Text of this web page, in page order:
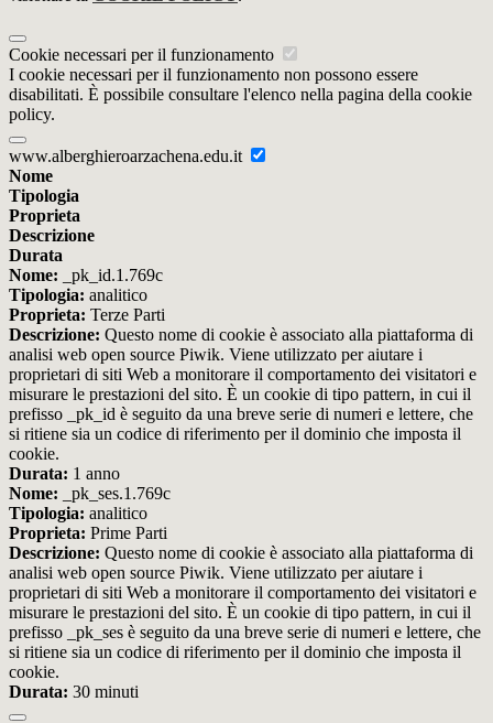
Cookie necessari per il funzionamento
I cookie necessari per il funzionamento non possono essere
disabilitati. È possibile consultare l'elenco nella pagina della cookie
policy.
www.alberghieroarzachena.edu.it
Nome
Tipologia
Proprieta
Descrizione
Durata
Nome: _pk_id.1.769c
Tipologia: analitico
Proprieta: Terze Parti
Descrizione: Questo nome di cookie è associato alla piattaforma di
analisi web open source Piwik. Viene utilizzato per aiutare i
proprietari di siti Web a monitorare il comportamento dei visitatori e
misurare le prestazioni del sito. È un cookie di tipo pattern, in cui il
prefisso _pk_id è seguito da una breve serie di numeri e lettere, che
si ritiene sia un codice di riferimento per il dominio che imposta il
cookie.
Durata: 1 anno
Nome: _pk_ses.1.769c
Tipologia: analitico
Proprieta: Prime Parti
Descrizione: Questo nome di cookie è associato alla piattaforma di
analisi web open source Piwik. Viene utilizzato per aiutare i
proprietari di siti Web a monitorare il comportamento dei visitatori e
misurare le prestazioni del sito. È un cookie di tipo pattern, in cui il
prefisso _pk_ses è seguito da una breve serie di numeri e lettere, che
si ritiene sia un codice di riferimento per il dominio che imposta il
cookie.
Durata: 30 minuti